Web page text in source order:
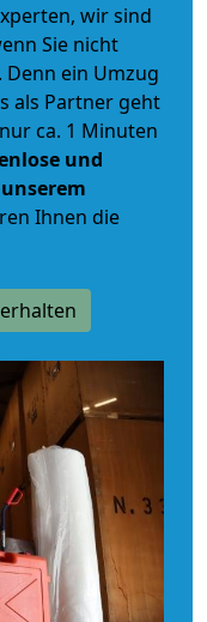
wir sind
Sie nicht
ein Umzug
als Partner geht
ca. 1 Minuten
und
Ihnen die